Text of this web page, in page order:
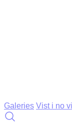
Galeries Vist i no